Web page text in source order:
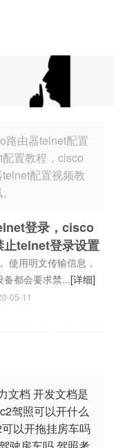
路由器telnet配置
置教程，cisco
配置视频教
登录，cisco
止telnet登录设置
使用明文传输信息，
备都会要求禁...[详细]
05-11
文档 开发文档是
c2驾照可以开什么
以开拖挂房车吗